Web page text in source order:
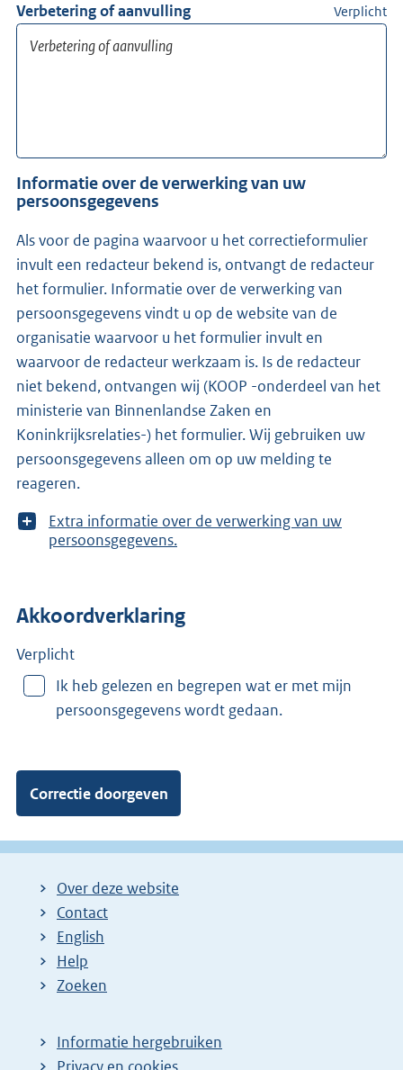
Verbetering of aanvulling Verplicht
Informatie over de verwerking van uw
persoonsgegevens
Als voor de pagina waarvoor u het correctieformulier
invult een redacteur bekend is, ontvangt de redacteur
het formulier. Informatie over de verwerking van
persoonsgegevens vindt u op de website van de
organisatie waarvoor u het formulier invult en
waarvoor de redacteur werkzaam is. Is de redacteur
niet bekend, ontvangen wij (KOOP -onderdeel van het
ministerie van Binnenlandse Zaken en
Koninkrijksrelaties-) het formulier. Wij gebruiken uw
persoonsgegevens alleen om op uw melding te
reageren.
T
o
e
r
n
Extra informatie over de verwerking van uw
persoonsgegevens.
Akkoordverklaring
Verplicht
Ik heb gelezen en begrepen wat er met mijn
persoonsgegevens wordt gedaan.
Over deze website
Contact
English
Help
Zoeken
Informatie hergebruiken